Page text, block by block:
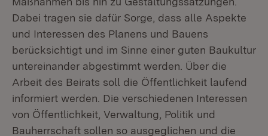
Dabei tragen sie dafür Sorge, dass alle Aspekte
und Interessen des Planens und Bauens
berücksichtigt und im Sinne einer guten Baukultur
untereinander abgestimmt werden. Über die
Arbeit des Beirats soll die Öffentlichkeit laufend
informiert werden. Die verschiedenen Interessen
von Öffentlichkeit, Verwaltung, Politik und
Bauherrschaft sollen so ausgeglichen und die